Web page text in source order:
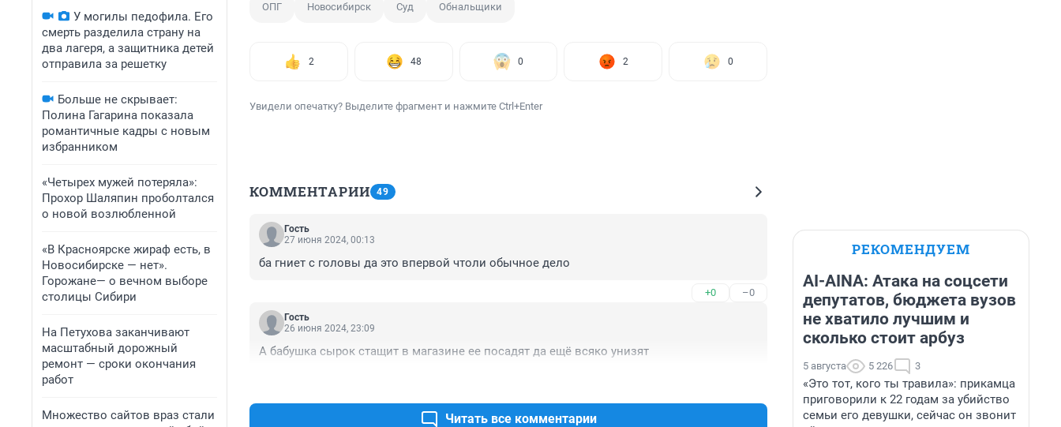
У могилы педофила. Его
смерть разделила страну на
два лагеря, а защитника детей
отправила за решетку
Больше не скрывает:
Полина Гагарина показала
романтичные кадры с новым
избранником
«Четырех мужей потеряла»:
Прохор Шаляпин проболтался
о новой возлюбленной
«В Красноярске жираф есть, в
Новосибирске — нет».
Горожане— о вечном выборе
столицы Сибири
На Петухова заканчивают
масштабный дорожный
ремонт — сроки окончания
работ
Множество сайтов враз стали
ОПГ Новосибирск Суд Обнальщики
2 48 0 2 0
Увидели опечатку? Выделите фрагмент и нажмите Ctrl+Enter
КОММЕНТАРИИ 49
Гость
27 июня 2024, 00:13
ба гниет с головы да это впервой чтоли обычное дело
+0 –0
Гость
26 июня 2024, 23:09
А бабушка сырок стащит в магазине ее посадят да ещё всяко унизят
Читать все комментарии
РЕКОМЕНДУЕМ
AI-AINA: Атака на соцсети
депутатов, бюджета вузов
не хватило лучшим и
сколько стоит арбуз
5 августа 5 226 3
«Это тот, кого ты травила»: прикамца
приговорили к 22 годам за убийство
семьи его девушки, сейчас он звонит